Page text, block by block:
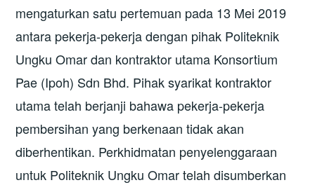
mengaturkan satu pertemuan pada 13 Mei 2019
antara pekerja-pekerja dengan pihak Politeknik
Ungku Omar dan kontraktor utama Konsortium
Pae (Ipoh) Sdn Bhd. Pihak syarikat kontraktor
utama telah berjanji bahawa pekerja-pekerja
pembersihan yang berkenaan tidak akan
diberhentikan. Perkhidmatan penyelenggaraan
untuk Politeknik Ungku Omar telah disumberkan